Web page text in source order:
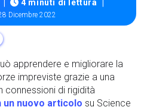
4 minuti di lettura
Dicembre 2022
apprendere e migliorare la
impreviste grazie a una
connessioni di rigidità
nuovo articolo su Science